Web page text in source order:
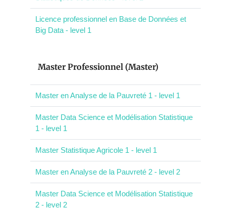
Licence professionnel en Base de Données et
Big Data - level 1
Master Professionnel (Master)
Master en Analyse de la Pauvreté 1 - level 1
Master Data Science et Modélisation Statistique
1 - level 1
Master Statistique Agricole 1 - level 1
Master en Analyse de la Pauvreté 2 - level 2
Master Data Science et Modélisation Statistique
2 - level 2